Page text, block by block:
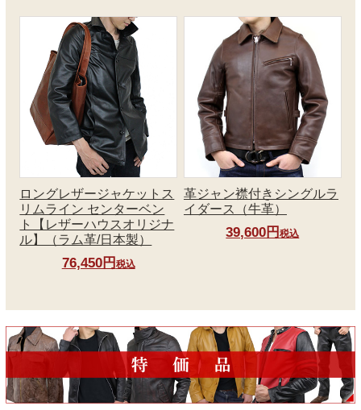
ロングレザージャケットス
リムライン センターベン
ト【レザーハウスオリジナ
ル】（ラム革/日本製）
76,450円 税込
革ジャン襟付きシングルラ
イダース（牛革）
39,600円税込